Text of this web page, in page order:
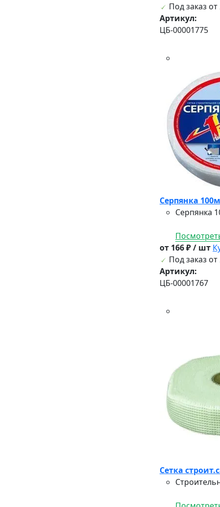
Под заказ от
Артикул:
ЦБ-00001775
Серпянка
Серпянка
от 166 ₽ / шт
Под заказ от
Артикул:
ЦБ-00001767
Сетка